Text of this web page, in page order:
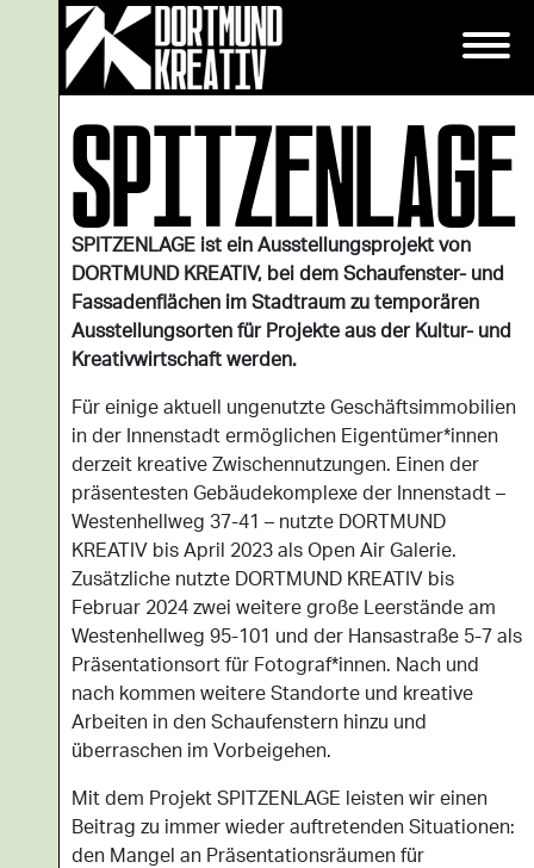
SPITZENLAGE
SPITZENLAGE ist ein Ausstellungsprojekt von
DORTMUND KREATIV, bei dem Schaufenster- und
Fassadenflächen im Stadtraum zu temporären
Ausstellungsorten für Projekte aus der Kultur- und
Kreativwirtschaft werden.
Für einige aktuell ungenutzte Geschäftsimmobilien
in der Innenstadt ermöglichen Eigentümer*innen
derzeit kreative Zwischennutzungen. Einen der
präsentesten Gebäudekomplexe der Innenstadt –
Westenhellweg 37-41 – nutzte DORTMUND
KREATIV bis April 2023 als Open Air Galerie.
Zusätzliche nutzte DORTMUND KREATIV bis
Februar 2024 zwei weitere große Leerstände am
Westenhellweg 95-101 und der Hansastraße 5-7 als
Präsentationsort für Fotograf*innen. Nach und
nach kommen weitere Standorte und kreative
Arbeiten in den Schaufenstern hinzu und
überraschen im Vorbeigehen.
Mit dem Projekt SPITZENLAGE leisten wir einen
Beitrag zu immer wieder auftretenden Situationen:
den Mangel an Präsentationsräumen für